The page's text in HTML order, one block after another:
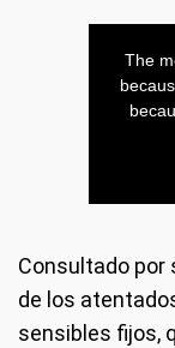
Consultado por
de los
sensibles fijos,